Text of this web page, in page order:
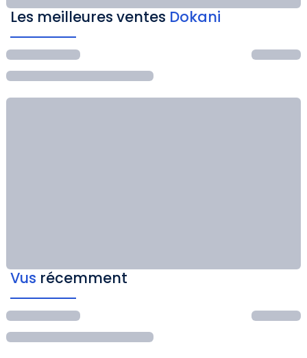
Les meilleures ventes Dokani
Vus récemment